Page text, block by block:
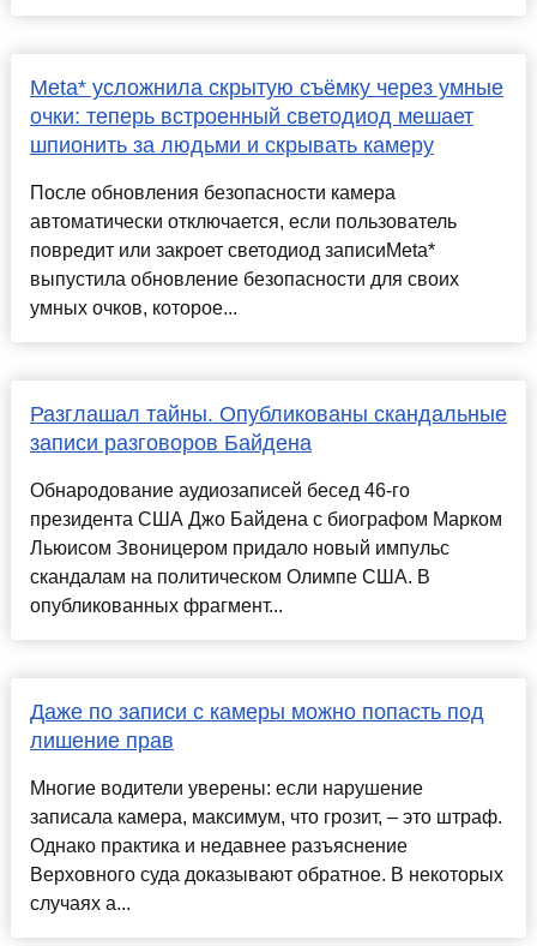
Meta* усложнила скрытую съёмку через умные
очки: теперь встроенный светодиод мешает
шпионить за людьми и скрывать камеру
После обновления безопасности камера
автоматически отключается, если пользователь
повредит или закроет светодиод записиMeta*
выпустила обновление безопасности для своих
умных очков, которое...
Разглашал тайны. Опубликованы скандальные
записи разговоров Байдена
Обнародование аудиозаписей бесед 46-го
президента США Джо Байдена с биографом Марком
Льюисом Звоницером придало новый импульс
скандалам на политическом Олимпе США. В
опубликованных фрагмент...
Даже по записи с камеры можно попасть под
лишение прав
Многие водители уверены: если нарушение
записала камера, максимум, что грозит, – это штраф.
Однако практика и недавнее разъяснение
Верховного суда доказывают обратное. В некоторых
случаях а...